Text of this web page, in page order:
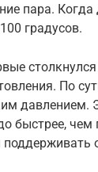
пара. Когда
градусов.
По
давлением.
быстрее,